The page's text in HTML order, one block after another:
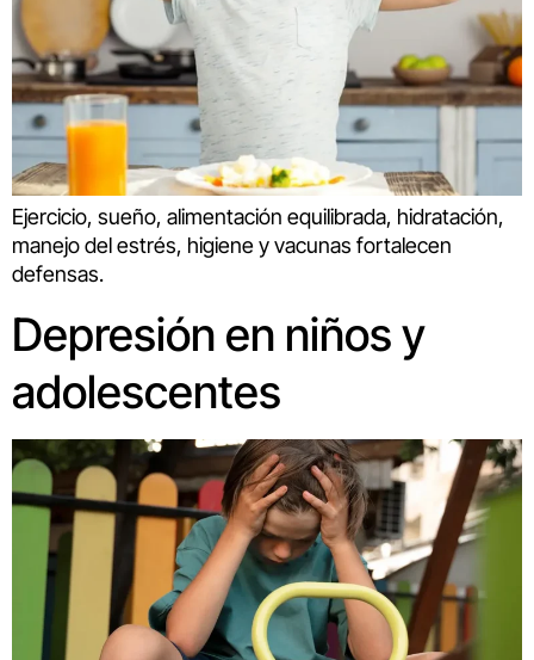
Ejercicio, sueño, alimentación equilibrada, hidratación,
manejo del estrés, higiene y vacunas fortalecen
defensas.
Depresión en niños y
adolescentes